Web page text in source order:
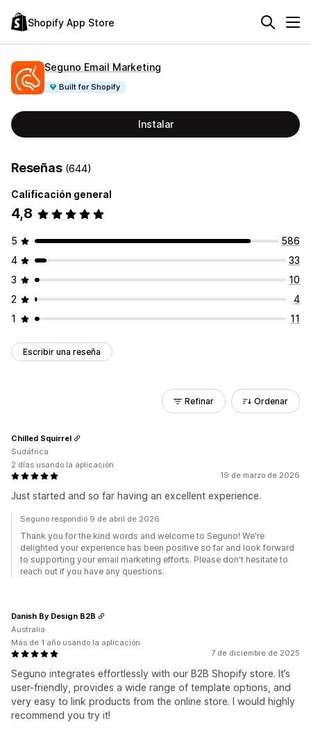
Shopify App Store
Seguno Email Marketing
Built for Shopify
Instalar
Reseñas (644)
Calificación general
4,8
5
586
4
33
3
10
2
4
1
11
Escribir una reseña
Refinar Ordenar
19 de marzo de 2026
Just started and so far having an excellent experience.
Chilled Squirrel
Sudáfrica
2 días usando la aplicación
Seguno respondió 9 de abril de 2026
Thank you for the kind words and welcome to Seguno! We're
delighted your experience has been positive so far and look forward
to supporting your email marketing efforts. Please don't hesitate to
reach out if you have any questions.
7 de diciembre de 2025
Seguno integrates effortlessly with our B2B Shopify store. It’s
user-friendly, provides a wide range of template options, and
very easy to link products from the online store. I would highly
recommend you try it!
Danish By Design B2B
Australia
Más de 1 año usando la aplicación